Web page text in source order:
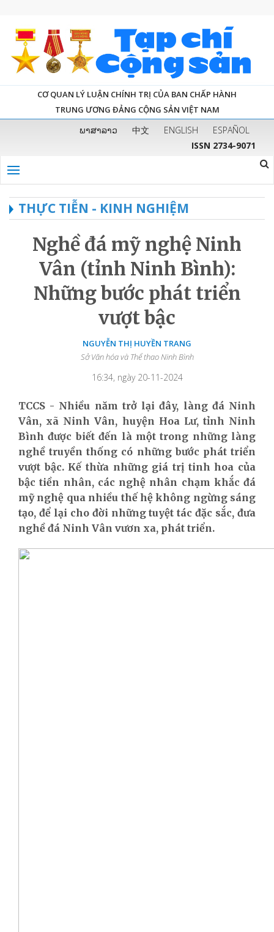
CƠ QUAN LÝ LUẬN CHÍNH TRỊ CỦA BAN CHẤP HÀNH
TRUNG ƯƠNG ĐẢNG CỘNG SẢN VIỆT NAM
ພາສາລາວ 中文 ENGLISH
ESPAÑOL
ISSN 2734-9071
THỰC TIỄN - KINH NGHIỆM
Nghề đá mỹ nghệ Ninh
Vân (tỉnh Ninh Bình):
Những bước phát triển
vượt bậc
NGUYỄN THỊ HUYỀN TRANG
Sở Văn hóa và Thể thao Ninh Bình
16:34, ngày 20-11-2024
TCCS - Nhiều năm trở lại đây, làng đá Ninh
Vân, xã Ninh Vân, huyện Hoa Lư, tỉnh Ninh
Bình được biết đến là một trong những làng
nghề truyền thống có những bước phát triển
vượt bậc. Kế thừa những giá trị tinh hoa của
bậc tiền nhân, các nghệ nhân chạm khắc đá
mỹ nghệ qua nhiều thế hệ không ngừng sáng
tạo, để lại cho đời những tuyệt tác đặc sắc, đưa
nghề đá Ninh Vân vươn xa, phát triển.